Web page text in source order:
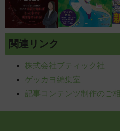
関連リンク
株式会社ブティック社
ゲッカヨ編集室
記事コンテンツ制作のご